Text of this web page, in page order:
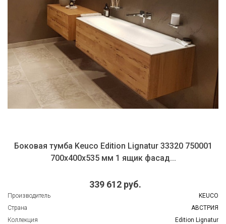
Боковая тумба Keuco Edition Lignatur 33320 750001
700х400х535 мм 1 ящик фасад...
339 612 руб.
Производитель
KEUCO
Страна
АВСТРИЯ
Коллекция
Edition Lignatur